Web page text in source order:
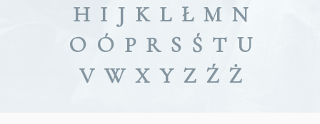
H I J K L Ł M N
O Ó P R S Ś T U
V W X Y Z Ź Ż